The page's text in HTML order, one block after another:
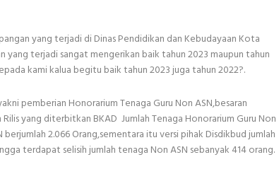
yang terjadi di Dinas Pendidikan dan Kebudayaan Kota
yang terjadi sangat mengerikan baik tahun 2023 maupun tahun
kami kalua begitu baik tahun 2023 juga tahun 2022?.
pemberian Honorarium Tenaga Guru Non ASN,besaran
Rilis yang diterbitkan BKAD Jumlah Tenaga Honorarium Guru Non
2.066 Orang,sementara itu versi pihak Disdikbud jumlah
terdapat selisih jumlah tenaga Non ASN sebanyak 414 orang.